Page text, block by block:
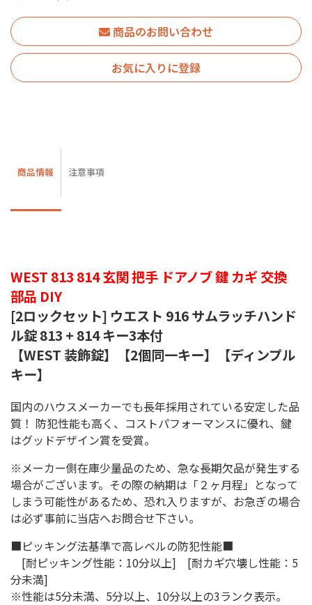
商品のお問い合わせ
お気に入りに登録
商品情報 注意事項
WEST 813 814 玄関 把手 ドアノブ 鍵 カギ 交換
部品 DIY
[2ロックセット] ウエスト 916 サムラッチハンド
ル錠 813 + 814 キー3本付
【WEST 装飾錠】【2個同一キー】【ディンプル
キー】
国内のハウスメーカーでも長年採用されている安定した品
質！ 防犯性能も高く、コストパフォーマンスに優れ、鍵
はグッドデザイン賞を受賞。
※メーカー側在庫少量品のため、急な長期欠品が発生する
場合がございます。その際の納期は「２ヶ月程」となって
しまう可能性があるため、恐れ入りますが、お急ぎの場合
は必ず事前に当店へお問合せ下さい。
■ピッキング法基準で高レベルの防犯性能■
[耐ピッキング性能：10分以上] [耐カギ穴壊し性能：5
分未満]
※性能は5分未満、5分以上、10分以上の3ランク表示。